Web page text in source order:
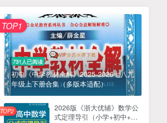
731人已阅读
初中《中学教材全解》2025-2026七八九
年级上下册合集（多版本适配）
TOP1
2026版《浙大优辅》数学公
式定理导引（小学+初中+高
TOP2